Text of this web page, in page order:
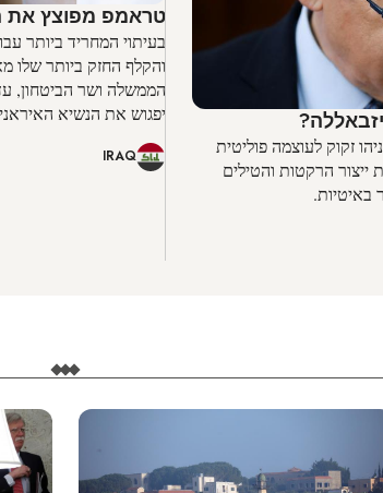
זקוק לעוצמה פוליטית
הרקטות והטילים
באיטיות.
טראמפ מפוצץ את
בעיתוי המחריד ביותר
והקלף החזק ביותר שלו
הממשלה ושר הביטחון,
יפגוש את הנשיא
IRAQ